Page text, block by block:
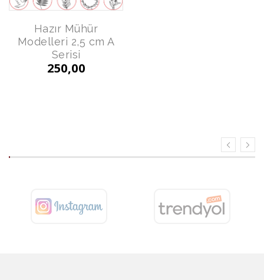
Hazır Mühür
Modelleri 2,5 cm A
Serisi
250,00